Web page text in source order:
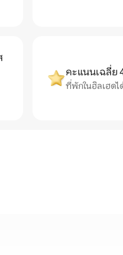
คะแนนเฉลี่ย
ที่พักในฮิลเฮดไ